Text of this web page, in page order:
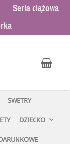
Seria ciążowa
SWETRY
DZIECKO